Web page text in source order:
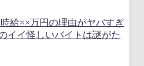
給××万円の理由がヤバすぎ
イイ怪しいバイトは謎がた